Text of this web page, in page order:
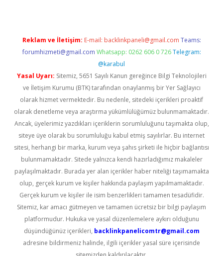
Reklam ve İletişim: E-mail: backlinkpaneli@gmail.com Teams:
forumhizmeti@gmail.com Whatsapp: 0262 606 0 726 Telegram:
@karabul
Yasal Uyarı: Sitemiz, 5651 Sayılı Kanun gereğince Bilgi Teknolojileri
ve İletişim Kurumu (BTK) tarafından onaylanmış bir Yer Sağlayıcı
olarak hizmet vermektedir. Bu nedenle, sitedeki içerikleri proaktif
olarak denetleme veya araştırma yükümlülüğümüz bulunmamaktadır.
Ancak, üyelerimiz yazdıkları içeriklerin sorumluluğunu taşımakta olup,
siteye üye olarak bu sorumluluğu kabul etmiş sayılırlar. Bu internet
sitesi, herhangi bir marka, kurum veya şahıs şirketi ile hiçbir bağlantısı
bulunmamaktadır. Sitede yalnızca kendi hazırladığımız makaleler
paylaşılmaktadır. Burada yer alan içerikler haber niteliği taşımamakta
olup, gerçek kurum ve kişiler hakkında paylaşım yapılmamaktadır.
Gerçek kurum ve kişiler ile isim benzerlikleri tamamen tesadüfidir.
Sitemiz, kar amacı gütmeyen ve tamamen ücretsiz bir bilgi paylaşım
platformudur. Hukuka ve yasal düzenlemelere aykırı olduğunu
düşündüğünüz içerikleri, backlinkpanelicomtr@gmail.com
adresine bildirmeniz halinde, ilgili içerikler yasal süre içerisinde